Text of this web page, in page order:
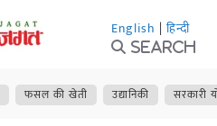
English | हिन्दी
Search
फसल की खेती उद्यानिकी सरकारी